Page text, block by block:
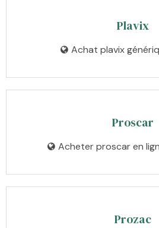
Plavix
Achat plavix
Proscar
Acheter proscar en
Prozac